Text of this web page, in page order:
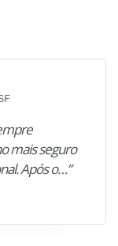
mais seguro
Após o…”